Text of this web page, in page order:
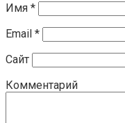
Имя *
Email *
Сайт
Комментарий